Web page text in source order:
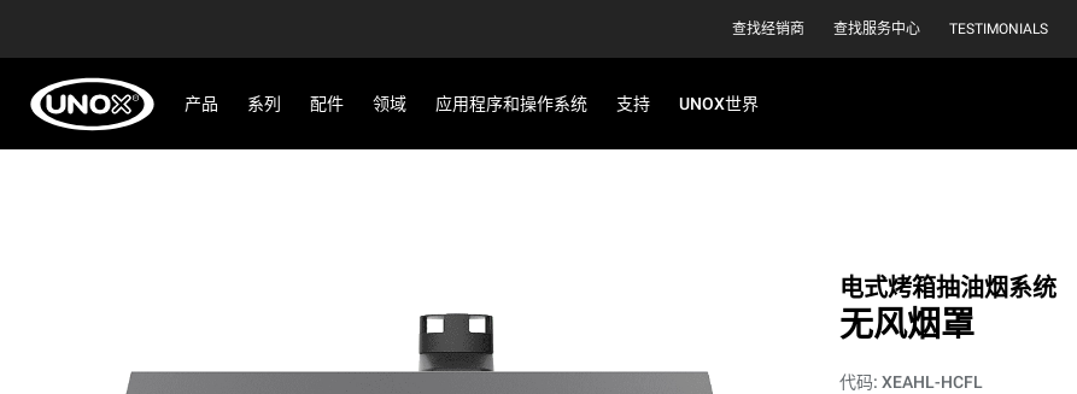
查找经销商 查找服务中心 TESTIMONIALS
产品 系列 配件 领域 应用程序和操作系统 支持 UNOX世界
电式烤箱抽油烟系统
无风烟罩
代码: XEAHL-HCFL